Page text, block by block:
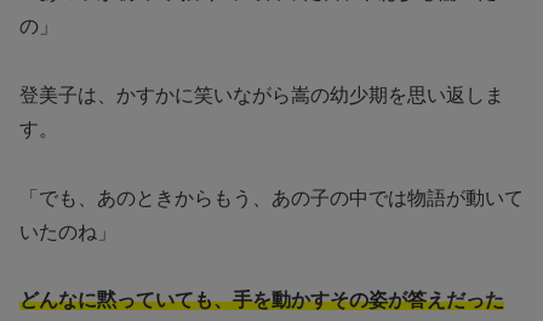
の」
登美子は、かすかに笑いながら嵩の幼少期を思い返しま
す。
「でも、あのときからもう、あの子の中では物語が動いて
いたのね」
どんなに黙っていても、手を動かすその姿が答えだった